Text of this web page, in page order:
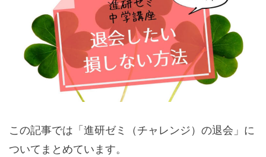
この記事では「進研ゼミ（チャレンジ）の退会」に
ついてまとめています。